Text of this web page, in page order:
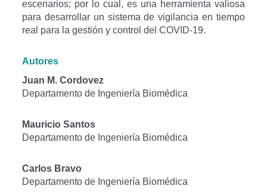
escenarios; por lo cual, es una herramienta valiosa
para desarrollar un sistema de vigilancia en tiempo
real para la gestión y control del COVID-19.
Autores
Juan M. Cordovez
Departamento de Ingeniería Biomédica
Mauricio Santos
Departamento de Ingeniería Biomédica
Carlos Bravo
Departamento de Ingeniería Biomédica